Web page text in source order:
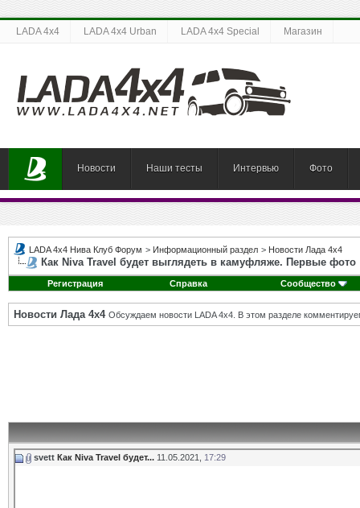
LADA 4x4 LADA 4x4 Urban LADA 4x4 Special Магазин
Новости Наши тесты Интервью Фото
LADA 4x4 Нива Клуб Форум > Информационный раздел > Новости Лада 4х4
Как Niva Travel будет выглядеть в камуфляже. Первые фото
Регистрация Справка Сообщество
Новости Лада 4х4 Обсуждаем новости LADA 4x4. В этом разделе
svett Как Niva Travel будет... 11.05.2021, 17:29